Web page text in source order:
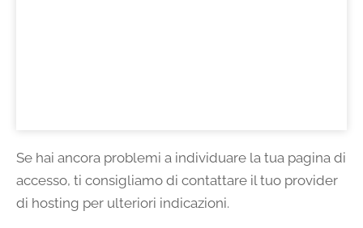
Se hai ancora problemi a individuare la tua pagina di
accesso, ti consigliamo di contattare il tuo provider
di hosting per ulteriori indicazioni.